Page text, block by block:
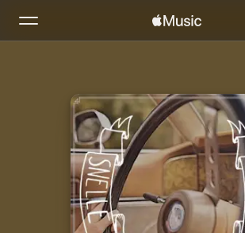
Home
Radio
Install Apple Music